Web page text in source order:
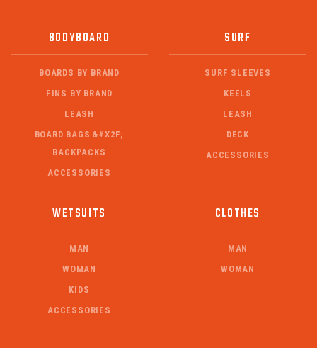
BODYBOARD
BOARDS BY BRAND
FINS BY BRAND
LEASH
BOARD BAGS &#X2F;
BACKPACKS
ACCESSORIES
SURF
SURF SLEEVES
KEELS
LEASH
DECK
ACCESSORIES
WETSUITS
MAN
WOMAN
KIDS
ACCESSORIES
CLOTHES
MAN
WOMAN